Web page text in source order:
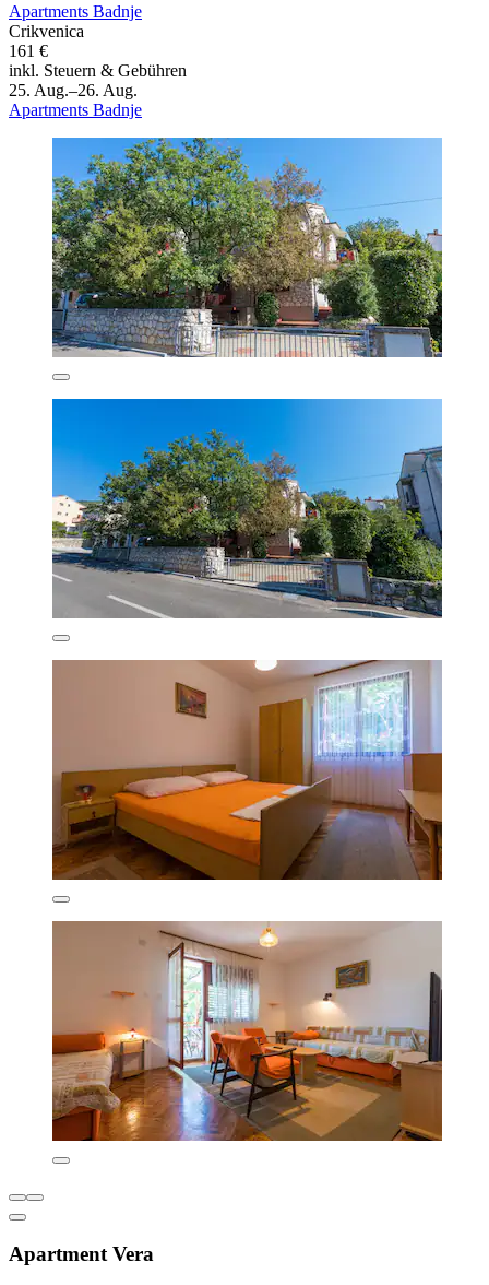
Apartments Badnje
Crikvenica
161 €
inkl. Steuern & Gebühren
25. Aug.–26. Aug.
Apartments Badnje
Apartment Vera